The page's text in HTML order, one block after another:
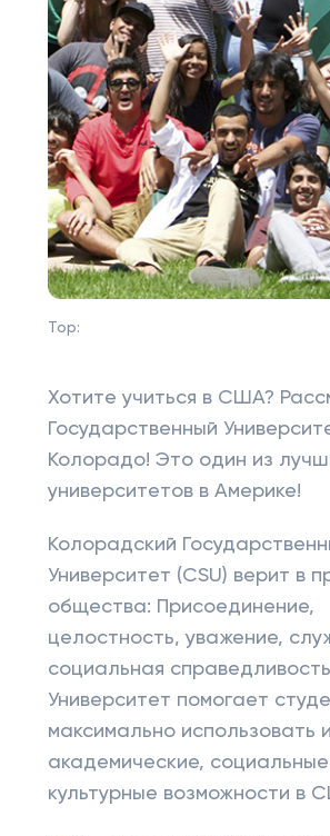
Top:
Хотите учиться в США?
Государственный
Колорадо! Это один из
университетов в Америке!
Колорадский
Университет (CSU) верит в
общества: Присоединение,
целостность, уважение,
социальная
Университет помогает
максимально использовать
академические,
культурные возможности в